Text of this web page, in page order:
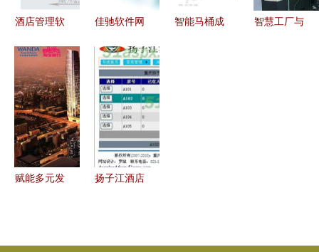
创业加盟
酒店管理软
价格、报价
与批发策略
解析
佳驰软件网
OTA订单与
酒店及餐饮
管理系统无
缝直连的桥
梁
智能马桶成
智慧工厂与
赋能多元发
扬子江酒店